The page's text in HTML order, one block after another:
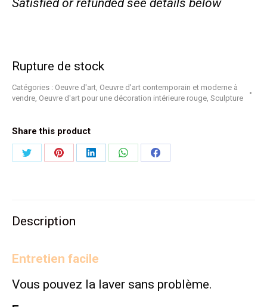
Satisfied or refunded see details below
Rupture de stock
Catégories : Oeuvre d'art, Oeuvre d'art contemporain et moderne à
vendre, Oeuvre d'art pour une décoration intérieure rouge, Sculpture
Share this product
PartagerPartagerPartagerPartagerPartager
Description
Entretien facile
Vous pouvez la laver sans problème.